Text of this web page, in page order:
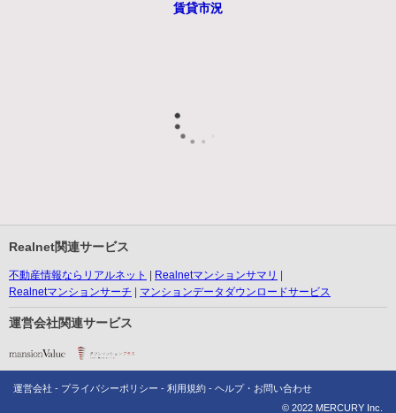
賃貸市況
Realnet関連サービス
不動産情報ならリアルネット
Realnetマンションサマリ
Realnetマンションサーチ
マンションデータダウンロードサービス
運営会社関連サービス
運営会社 プライバシーポリシー 利用規約
ヘルプ・お問い合わせ
© 2022 MERCURY Inc.